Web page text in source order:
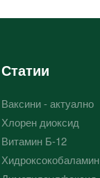
Статии
Ваксини - актуално
Хлорен диоксид
Витамин Б-12
Хидроксокобаламин